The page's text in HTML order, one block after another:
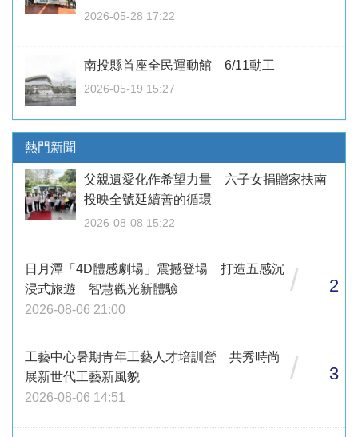
2026-05-28 17:22
南投縣首座全民運動館 6/11動工
2026-05-19 15:27
熱門新聞
父親遺愛化作希望力量 六子女捐贈家扶南
投映全號延續善的循環
2026-08-08 15:22
日月潭「4D體感劇場」震撼登場 打造五感沉
浸式旅遊 智慧觀光新體驗
2026-08-06 21:00
/ 2
工藝中心暑期青年工藝人才培訓營 共秀時尚
展新世代工藝新風貌
2026-08-06 14:51
/ 3